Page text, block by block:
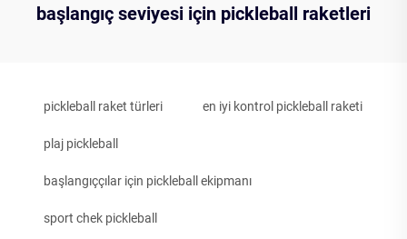
başlangıç seviyesi için pickleball raketleri
pickleball raket türleri en iyi kontrol pickleball raketi
plaj pickleball
başlangıççılar için pickleball ekipmanı
sport chek pickleball